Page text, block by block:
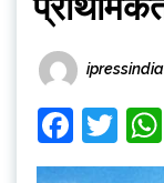
ipressindia